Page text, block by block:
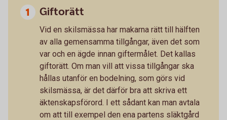
Giftorätt
Vid en skilsmässa har makarna rätt till hälften
av alla gemensamma tillgångar, även det som
var och en ägde innan giftermålet. Det kallas
giftorätt. Om man vill att vissa tillgångar ska
hållas utanför en bodelning, som görs vid
skilsmässa, är det därför bra att skriva ett
äktenskapsförord. I ett sådant kan man avtala
om att till exempel den ena partens släktgård